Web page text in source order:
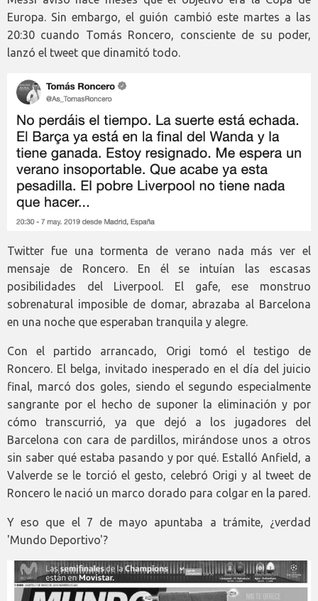
Europa. Sin embargo, el guión cambió este martes a las
20:30 cuando Tomás Roncero, consciente de su poder,
lanzó el tweet que dinamitó todo.
Twitter fue una tormenta de verano nada más ver el
mensaje de Roncero. En él se intuían las escasas
posibilidades del Liverpool. El gafe, ese monstruo
sobrenatural imposible de domar, abrazaba al Barcelona
en una noche que esperaban tranquila y alegre.
Con el partido arrancado, Origi tomó el testigo de
Roncero. El belga, invitado inesperado en el día del juicio
final, marcó dos goles, siendo el segundo especialmente
sangrante por el hecho de suponer la eliminación y por
cómo transcurrió, ya que dejó a los jugadores del
Barcelona con cara de pardillos, mirándose unos a otros
sin saber qué estaba pasando y por qué. Estalló Anfield, a
Valverde se le torció el gesto, celebró Origi y al tweet de
Roncero le nació un marco dorado para colgar en la pared.
Y eso que el 7 de mayo apuntaba a trámite, ¿verdad
'Mundo Deportivo'?